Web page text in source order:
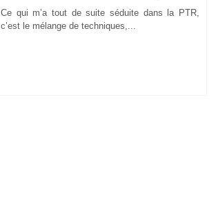
Ce qui m’a tout de suite séduite dans la PTR,
c’est le mélange de techniques,...